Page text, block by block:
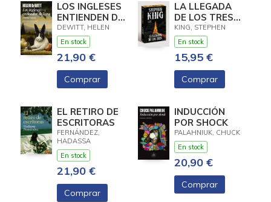
LOS INGLESES
ENTIENDEN DE
LANA (Y
OTROS
TRUCOS)
DEWITT, HELEN
En stock
21,90 €
Comprar
LA LLEGADA
DE LOS TRES
(EDICIÓN
CANTOS
TINTADOS) (LA
TORRE
OSCURA 2)
KING, STEPHEN
En stock
15,95 €
Comprar
EL RETIRO DE
ESCRITORAS
FERNÁNDEZ,
HADASSA
En stock
21,90 €
Comprar
INDUCCIÓN
POR SHOCK
PALAHNIUK, CHUCK
En stock
20,90 €
Comprar